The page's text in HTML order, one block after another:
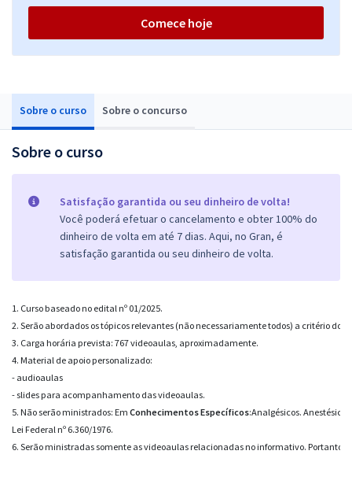
Sobre o curso Sobre o concurso
Sobre o curso
Satisfação garantida ou seu dinheiro de volta!
Você poderá efetuar o cancelamento e obter 100% do
dinheiro de volta em até 7 dias. Aqui, no Gran, é
satisfação garantida ou seu dinheiro de volta.
1. Curso baseado no edital nº 01/2025.
2. Serão abordados os tópicos relevantes (não necessariamente todos) a critério do
3. Carga horária prevista: 767 videoaulas, aproximadamente.
4. Material de apoio personalizado:
- audioaulas
- slides para acompanhamento das videoaulas.
5. Não serão ministrados: Em Conhecimentos Específicos:Analgésicos. A
Lei Federal nº 6.360/1976.
6. Serão ministradas somente as videoaulas relacionadas no informativo.
Comece hoje